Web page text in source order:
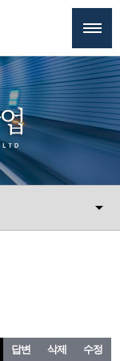
수정
삭제
답변